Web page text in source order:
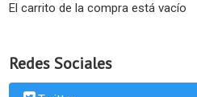
El carrito de la compra está vacío
Redes Sociales